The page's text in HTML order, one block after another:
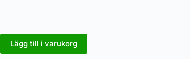
Lägg till i varukorg